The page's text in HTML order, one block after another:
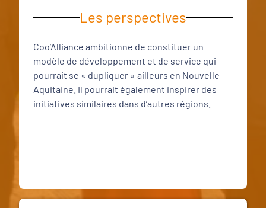
Les perspectives
Coo’Alliance ambitionne de constituer un
modèle de développement et de service qui
pourrait se « dupliquer » ailleurs en Nouvelle-
Aquitaine. Il pourrait également inspirer des
initiatives similaires dans d’autres régions.